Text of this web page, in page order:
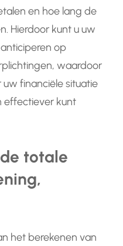
en hoe lang de
Hierdoor kunt u uw
op
waardoor
financiële situatie
effectiever kunt
totale
het berekenen van